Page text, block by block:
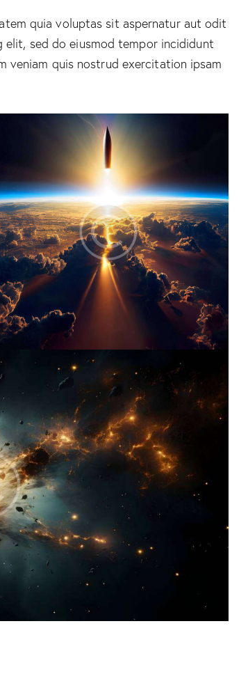
quia voluptas sit aspernatur aut odit
sed do eiusmod tempor incididunt
veniam quis nostrud exercitation ipsam